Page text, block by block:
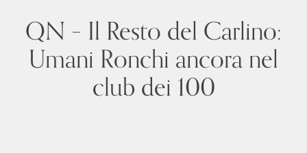
QN – Il Resto del Carlino:
Umani Ronchi ancora nel
club dei 100